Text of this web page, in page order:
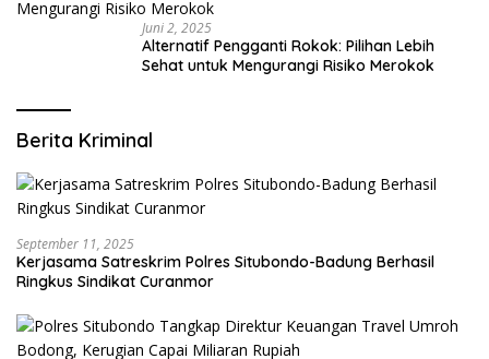
Juni 2, 2025
Alternatif Pengganti Rokok: Pilihan Lebih
Sehat untuk Mengurangi Risiko Merokok
Berita Kriminal
September 11, 2025
Kerjasama Satreskrim Polres Situbondo-Badung Berhasil
Ringkus Sindikat Curanmor